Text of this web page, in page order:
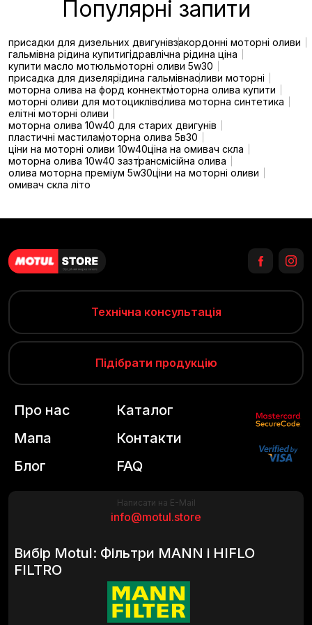
Популярні запити
присадки для дизельних двигунівзакордонні моторні оливи
гальмівна рідина купитигідравлічна рідина ціна
купити масло мотюльмоторні оливи 5w30
присадка для дизелярідина гальмівнаоливи моторні
моторна олива на форд коннектмоторна олива купити
моторні оливи для мотоцикліволива моторна синтетика
елітні моторні оливи
моторна олива 10w40 для старих двигунів
пластичні мастиламоторна олива 5в30
ціни на моторні оливи 10w40ціна на омивач скла
моторна олива 10w40 зазтрансмісійна олива
олива моторна преміум 5w30ціни на моторні оливи
омивач скла літо
Технічна консультація
Підібрати продукцію
Написати на E-Mail
info@motul.store
Вибір Motul: Фільтри MANN і HIFLO
FILTRO
Про нас
Мапа
Блог
Каталог
Контакти
FAQ